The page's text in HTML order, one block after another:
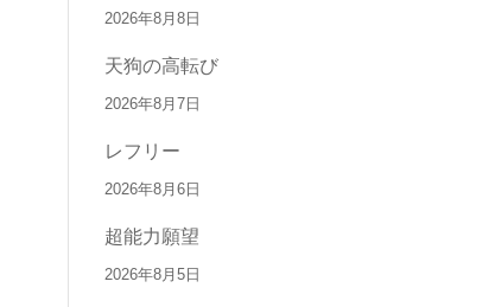
2026年8月8日
天狗の高転び
2026年8月7日
レフリー
2026年8月6日
超能力願望
2026年8月5日